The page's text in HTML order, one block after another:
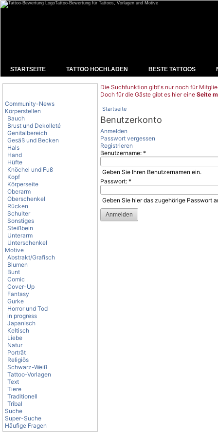
Tattoo-Bewertung für Tattoos, Vorlagen und Motive
STARTSEITE TATTOO HOCHLADEN BESTE TATTOOS
Community-News
Körperstellen
Bauch
Brust und Dekolleté
Genitalbereich
Gesäß und Becken
Hals
Hand
Hüfte
Knöchel und Fuß
Kopf
Körperseite
Oberarm
Oberschenkel
Rücken
Schulter
Sonstiges
Steißbein
Unterarm
Unterschenkel
Motive
Abstrakt/Grafisch
Blumen
Bunt
Comic
Cover-Up
Fantasy
Gurke
Horror und Tod
in progress
Japanisch
Keltisch
Liebe
Natur
Porträt
Religiös
Schwarz-Weiß
Tattoo-Vorlagen
Text
Tiere
Traditionell
Tribal
Suche
Super-Suche
Häufige Fragen
Die Suchfunktion gibt's nur noch für
Doch für die Gäste gibt es hier eine Seite
Startseite
Benutzerkonto
Anmelden
Passwort vergessen
Registrieren
Benutzername: *
Geben Sie Ihren Benutzernamen ein.
Passwort: *
Geben Sie hier das zugehörige Passwort